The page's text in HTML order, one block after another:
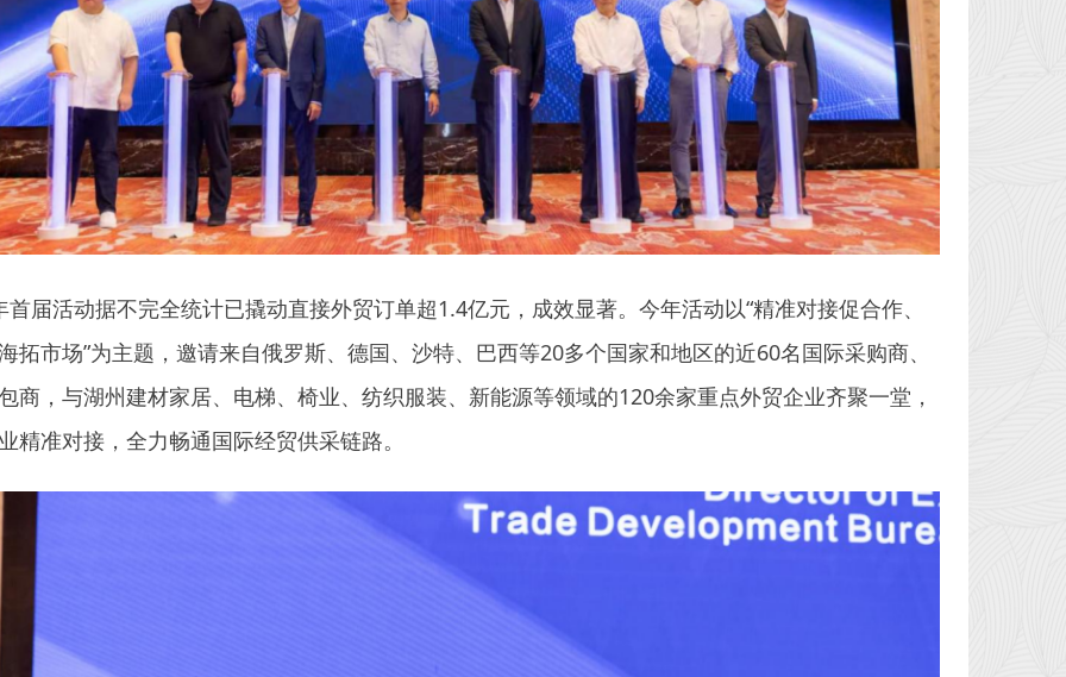
首届活动据不完全统计已撬动直接外贸订单超1.4亿元，成效显著。今年活动以“精准对接促合作、
拓市场”为主题，邀请来自俄罗斯、德国、沙特、巴西等20多个国家和地区的近60名国际采购商、
商，与湖州建材家居、电梯、椅业、纺织服装、新能源等领域的120余家重点外贸企业齐聚一堂，
精准对接，全力畅通国际经贸供采链路。